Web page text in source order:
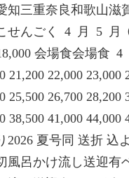
知三重奈良和歌山滋
せんごく 4 月 5
会場食会場食
21,200 22,000 23,000
25,500 26,700 28,200
38,500 41,000 44,000
2026 夏号同 送折 込
風呂かけ流し送迎有